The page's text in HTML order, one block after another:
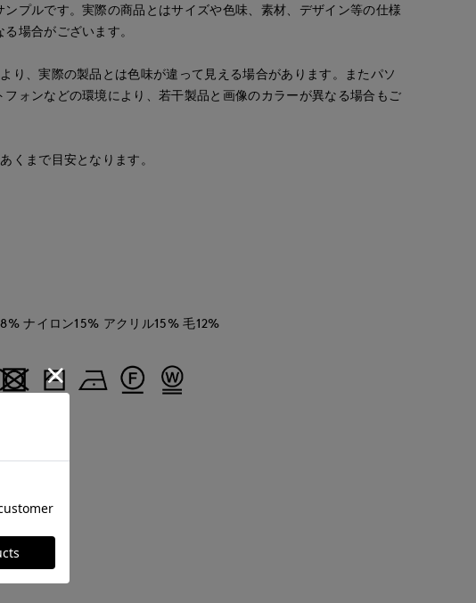
ンプルです。実際の商品とはサイズや色味、素材、デザイン等の仕様
場合がございます。
り、実際の製品とは色味が違って見える場合があります。またパソ
フォンなどの環境により、若干製品と画像のカラーが異なる場合もご
くまで目安となります。
ナイロン15% アクリル15% 毛12%